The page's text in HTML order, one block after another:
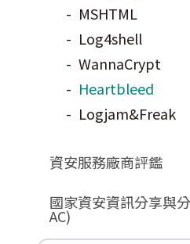
MSHTML
Log4shell
WannaCrypt
Heartbleed
Logjam&Freak
資安服務廠商評鑑
國家資安資訊分享與
AC)